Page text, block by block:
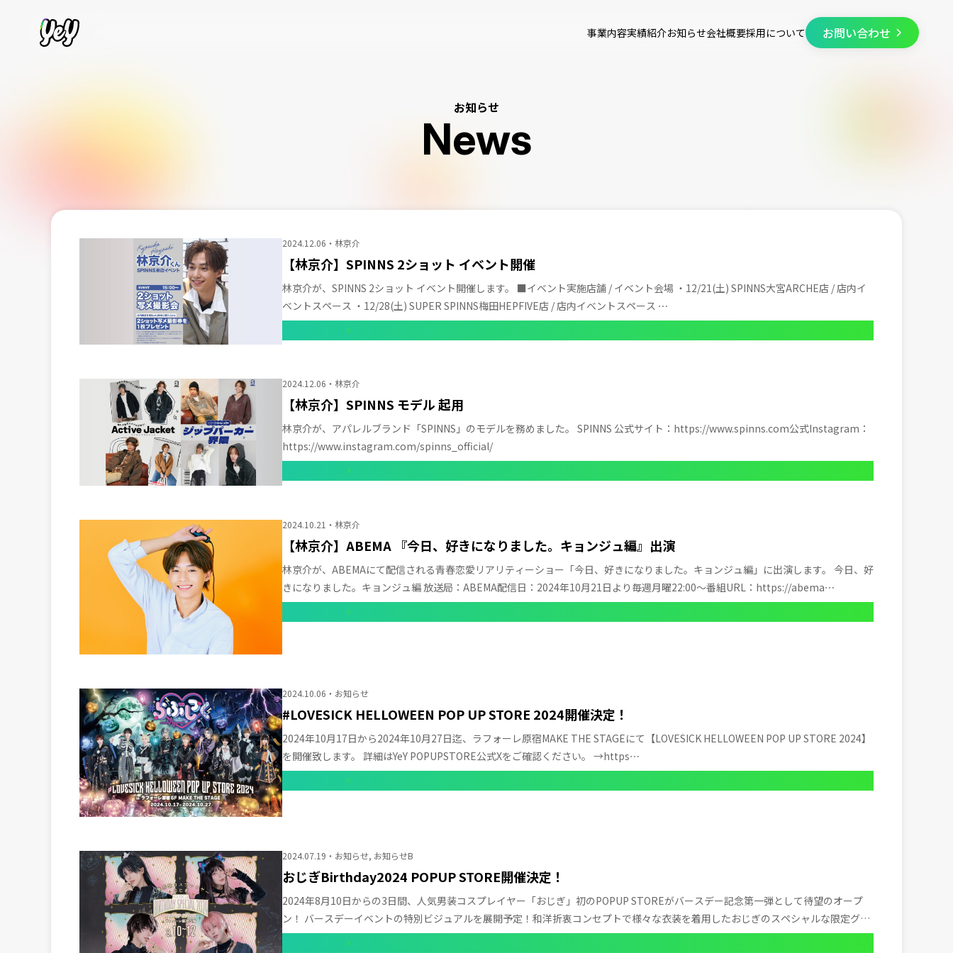
事業内容実績紹介お知らせ会社概要採用について お問い合わせ
お知らせ
News
2024.12.06 林京介
【林京介】SPINNS 2ショット イベント開催
林京介が、SPINNS 2ショット イベント開催します。 ■イベント実施店舗 / イベント会場 ・12/21(土) SPINNS大宮ARCHE店 / 店内イ
ベントスペース ・12/28(土) SUPER SPINNS梅田HEPFIVE店 / 店内イベントスペース ⋯
2024.12.06 林京介
【林京介】SPINNS モデル 起用
林京介が、アパレルブランド「SPINNS」のモデルを務めました。 SPINNS 公式サイト：https://www.spinns.com公式Instagram：
https://www.instagram.com/spinns_official/
2024.10.21 林京介
【林京介】ABEMA 『今日、好きになりました。キョンジュ編』出演
林京介が、ABEMAにて配信される青春恋愛リアリティーショー「今日、好きになりました。キョンジュ編」に出演します。 今日、好
きになりました。キョンジュ編 放送局：ABEMA配信日：2024年10月21日より毎週月曜22:00～番組URL：https://abema⋯
2024.10.06 お知らせ
#LOVESICK HELLOWEEN POP UP STORE 2024開催決定！
2024年10月17日から2024年10月27日迄、ラフォーレ原宿MAKE THE STAGEにて【LOVESICK HELLOWEEN POP UP STORE 2024】
を開催致します。 詳細はYeY POPUPSTORE公式Xをご確認ください。 →https⋯
2024.07.19 お知らせ, お知らせB
おじぎBirthday2024 POPUP STORE開催決定！
2024年8月10日からの3日間、人気男装コスプレイヤー「おじぎ」初のPOPUP STOREがバースデー記念第一弾として待望のオープ
ン！ バースデーイベントの特別ビジュアルを展開予定！和洋折衷コンセプトで様々な衣装を着用したおじぎのスペシャルな限定グッ
ズは必見です⋯